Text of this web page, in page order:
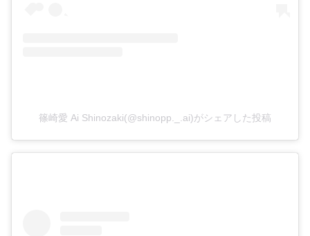
篠崎愛 Ai Shinozaki(@shinopp._.ai)がシェアした投稿